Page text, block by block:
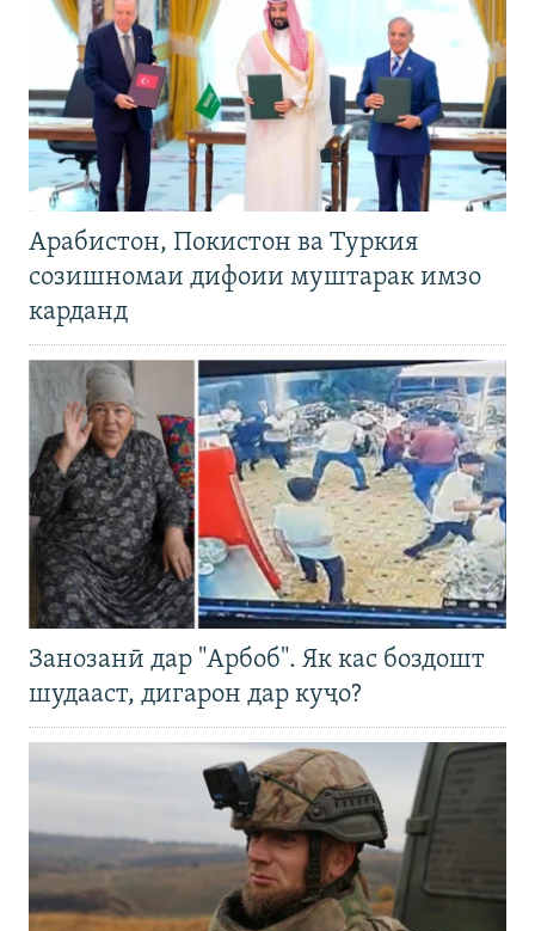
Арабистон, Покистон ва Туркия
созишномаи дифоии муштарак имзо
карданд
Занозанӣ дар "Арбоб". Як кас боздошт
шудааст, дигарон дар куҷо?